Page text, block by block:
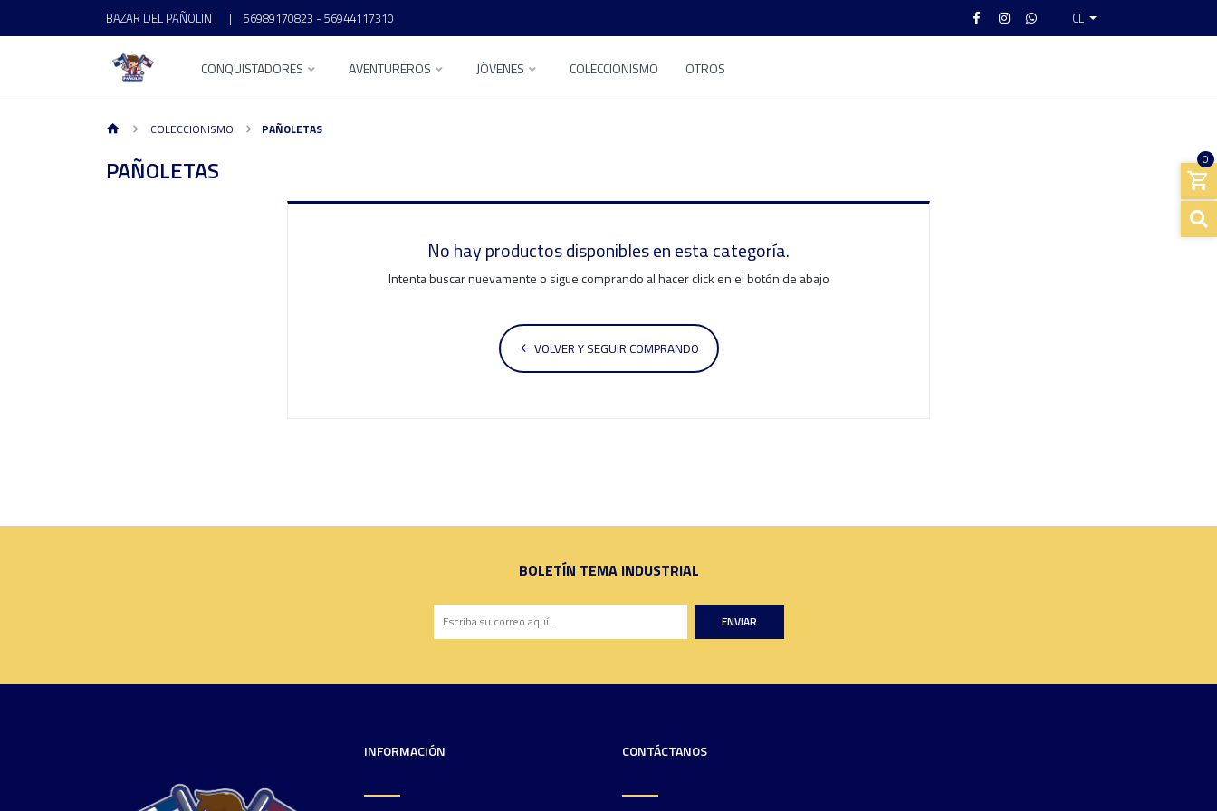
BAZAR DEL PAÑOLIN , | 56989170823 - 56944117310 CL
CONQUISTADORES AVENTUREROS JÓVENES COLECCIONISMO OTROS
0
COLECCIONISMO PAÑOLETAS
PAÑOLETAS
No hay productos disponibles en esta categoría.
Intenta buscar nuevamente o sigue comprando al hacer click en el botón de abajo
VOLVER Y SEGUIR COMPRANDO
BOLETÍN TEMA INDUSTRIAL
ENVIAR
INFORMACIÓN CONTÁCTANOS